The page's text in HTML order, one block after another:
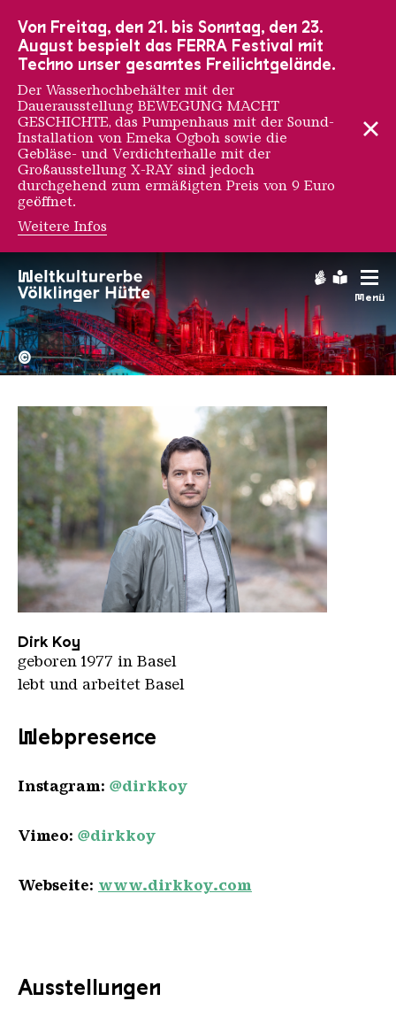
Menü
Dirk Koy
Hochofengruppe in Rot
Copyright:
©
Dirk Koy
Dirk Koy
geboren 1977 in Basel
lebt und arbeitet Basel
Webpresence
Instagram: @dirkkoy
Vimeo: @dirkkoy
Webseite: www.dirkkoy.com
Ausstellungen
Von Freitag, den 21. bis Sonntag, den 23.
August bespielt das FERRA Festival mit
Techno unser gesamtes Freilichtgelände.
Der Wasserhochbehälter mit der
Dauerausstellung BEWEGUNG MACHT
GESCHICHTE, das Pumpenhaus mit der Sound-
Installation von Emeka Ogboh sowie die
Gebläse- und Verdichterhalle mit der
Großausstellung X-RAY sind jedoch
durchgehend zum ermäßigten Preis von 9 Euro
geöffnet.
Weitere Infos